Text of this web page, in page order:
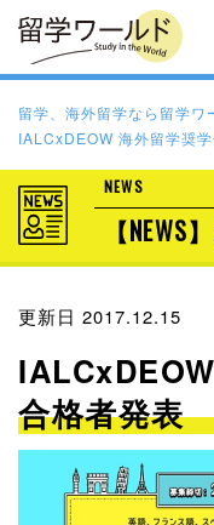
留学、海外留学なら留学ワ
IALCxDEOW 海外留学奨
NEWS
【
更新日 2017.12.15
合格者発表